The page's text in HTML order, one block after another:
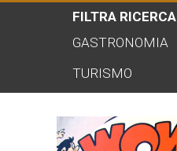
FILTRA RICERCA
GASTRONOMIA
TURISMO